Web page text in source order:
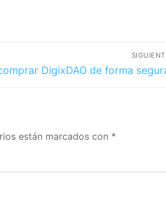
SIGUIENTE
DigixDAO de forma segura
están marcados con*